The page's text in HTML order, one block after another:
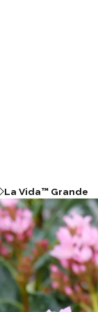
La Vida™ Grande